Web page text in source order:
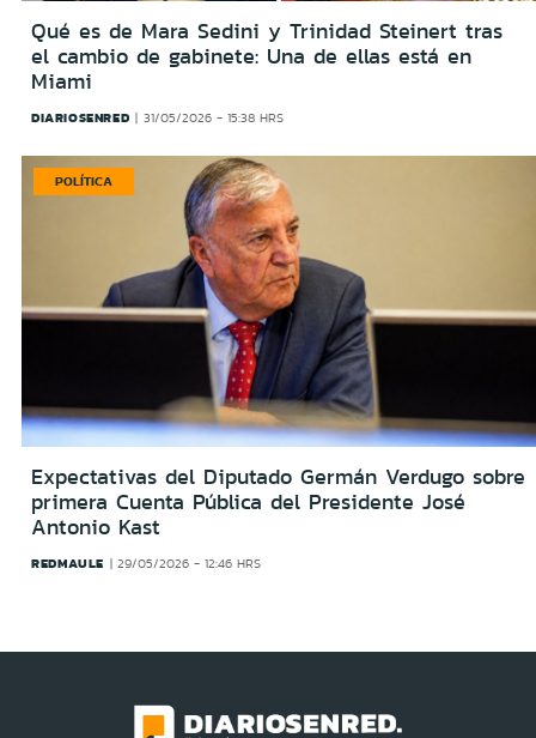
Qué es de Mara Sedini y Trinidad Steinert tras
el cambio de gabinete: Una de ellas está en
Miami
DIARIOSENRED 31/05/2026 - 15:38 HRS
POLÍTICA
Expectativas del Diputado Germán Verdugo sobre
primera Cuenta Pública del Presidente José
Antonio Kast
REDMAULE 29/05/2026 - 12:46 HRS